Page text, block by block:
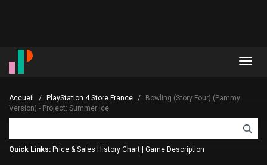
Accueil PlayStation 4 Store France
Bowling (Story Four) (Pammy
Version) - Project: Summer Ice
Quick Links: Price & Sales History Chart Game Description